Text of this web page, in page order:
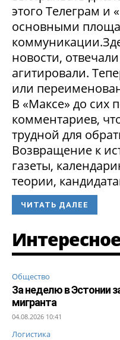
этого Телеграм и
основными
новости,
агитировали.
или
В «Максе» до сих
комментариев,
трудной для
Возвращение к
газеты,
теории,
ЧИТАТЬ ДАЛЕЕ
Общество
За неделю в Эстонии
мигранта
04.08.2026 10:41
Логистика